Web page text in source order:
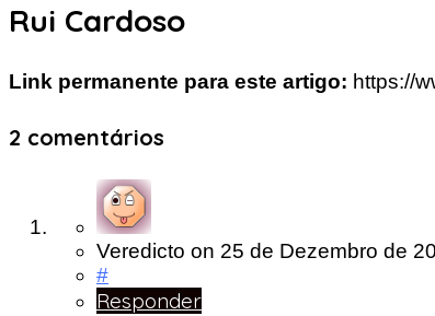
Rui Cardoso
Link permanente para este artigo: https://
2 comentários
Veredicto on 25 de Dezembro de
#
Responder